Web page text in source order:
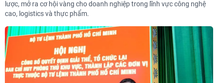
lược, mở ra cơ hội vàng cho doanh nghiệp trong lĩnh vực công nghệ
cao, logistics và thực phẩm.